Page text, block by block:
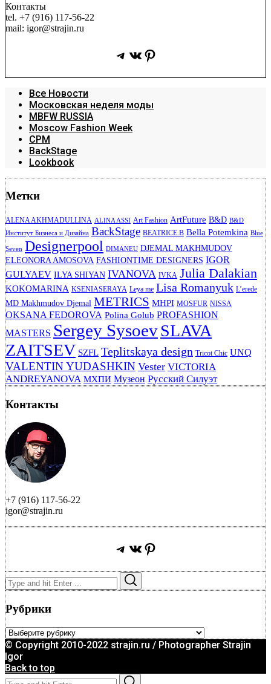
Контакты
tel. +7 (916) 117-56-22
mail: igor@strajin.ru
Telegram
ВКонтакте
Pinterest
Все Новости
Московская неделя моды
MBFW RUSSIA
Moscow Fashion Week
CPM
BackStage
Lookbook
Метки
ALENA AKHMADULLINA ALINA ASSI Art Fashion ArtFuture B&D B&D
Институт Бизнеса и Дизайна BackStage BEATRICE.B Bella Potemkina Blue
Seven Designerpool DIMANEU DJEMAL MAKHMUDOV
ELEONORA AMOSOVA FASHIONTIME DESIGNERS IGOR
GULYAEV ILYA SHIYAN IVANOVA IVKA Julia Dalakian
KOKOMARINA KSENIASERAYA Leya me Lisa Romanyuk L’erede
MD Makhmudov Djemal METRICS MHPI MOSFUR NISSA
OKSANA FEDOROVA Polina Golub PROFASHION
MASTERS Sergey SysoevSLAVA
ZAITSEV SZFL Teplitskaya design Tricot Chic UNQ
VALENTIN YUDASHKIN Vester VICTORIA
ANDREYANOVA МХПИ Музеон Русский Силуэт
Контакты
+7 (916) 117-56-22
igor@strajin.ru
Telegram
ВКонтакте
Pinterest
Search
for:
Рубрики
Рубрики
© Copyright 2010-2022 strajin.ru / Photographer Strajin
Igor
Back to top
Search